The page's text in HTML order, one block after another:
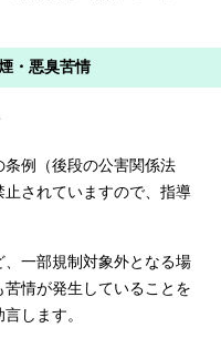
・悪臭苦情
例（後段の公害関係法
されていますので、指導
一部規制対象外となる場
情が発生していることを
します。